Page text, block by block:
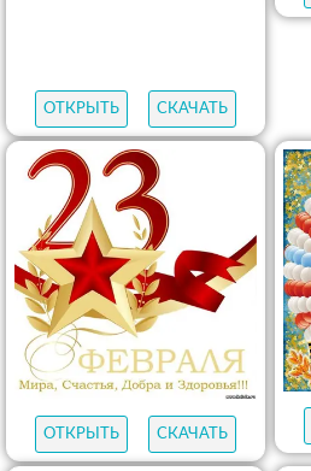
ОТКРЫТЬ СКАЧАТЬ
ОТКРЫТЬ СКАЧАТЬ